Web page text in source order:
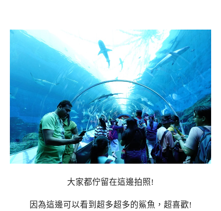
大家都佇留在這邊拍照!
因為這邊可以看到超多超多的鯊魚，超喜歡!